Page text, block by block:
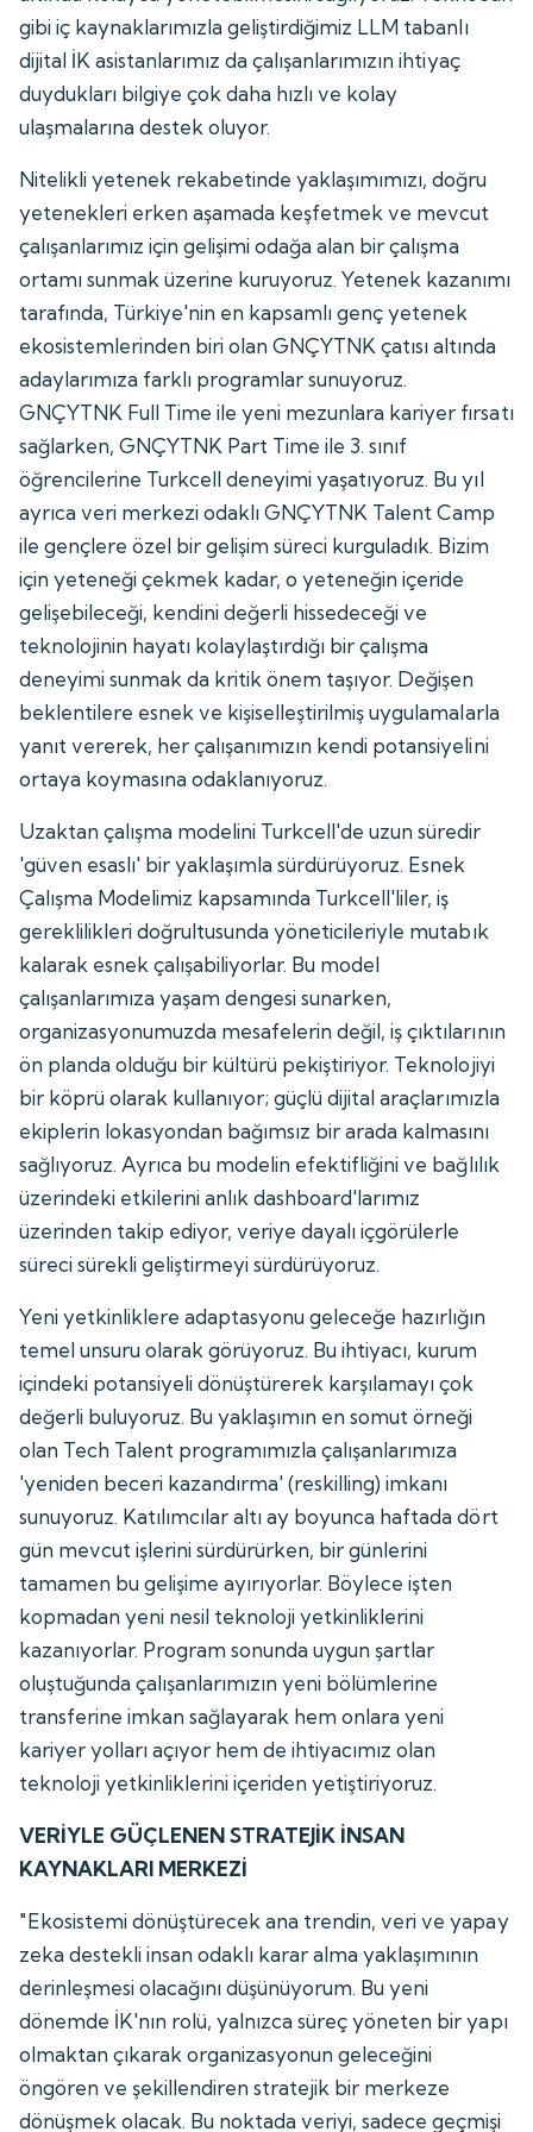
gibi iç kaynaklarımızla geliştirdiğimiz LLM tabanlı
dijital İK asistanlarımız da çalışanlarımızın ihtiyaç
duydukları bilgiye çok daha hızlı ve kolay
ulaşmalarına destek oluyor.
Nitelikli yetenek rekabetinde yaklaşımımızı, doğru
yetenekleri erken aşamada keşfetmek ve mevcut
çalışanlarımız için gelişimi odağa alan bir çalışma
ortamı sunmak üzerine kuruyoruz. Yetenek kazanımı
tarafında, Türkiye'nin en kapsamlı genç yetenek
ekosistemlerinden biri olan GNÇYTNK çatısı altında
adaylarımıza farklı programlar sunuyoruz.
GNÇYTNK Full Time ile yeni mezunlara kariyer fırsatı
sağlarken, GNÇYTNK Part Time ile 3. sınıf
öğrencilerine Turkcell deneyimi yaşatıyoruz. Bu yıl
ayrıca veri merkezi odaklı GNÇYTNK Talent Camp
ile gençlere özel bir gelişim süreci kurguladık. Bizim
için yeteneği çekmek kadar, o yeteneğin içeride
gelişebileceği, kendini değerli hissedeceği ve
teknolojinin hayatı kolaylaştırdığı bir çalışma
deneyimi sunmak da kritik önem taşıyor. Değişen
beklentilere esnek ve kişiselleştirilmiş uygulamalarla
yanıt vererek, her çalışanımızın kendi potansiyelini
ortaya koymasına odaklanıyoruz.
Uzaktan çalışma modelini Turkcell'de uzun süredir
'güven esaslı' bir yaklaşımla sürdürüyoruz. Esnek
Çalışma Modelimiz kapsamında Turkcell'liler, iş
gereklilikleri doğrultusunda yöneticileriyle mutabık
kalarak esnek çalışabiliyorlar. Bu model
çalışanlarımıza yaşam dengesi sunarken,
organizasyonumuzda mesafelerin değil, iş çıktılarının
ön planda olduğu bir kültürü pekiştiriyor. Teknolojiyi
bir köprü olarak kullanıyor; güçlü dijital araçlarımızla
ekiplerin lokasyondan bağımsız bir arada kalmasını
sağlıyoruz. Ayrıca bu modelin efektifliğini ve bağlılık
üzerindeki etkilerini anlık dashboard'larımız
üzerinden takip ediyor, veriye dayalı içgörülerle
süreci sürekli geliştirmeyi sürdürüyoruz.
Yeni yetkinliklere adaptasyonu geleceğe hazırlığın
temel unsuru olarak görüyoruz. Bu ihtiyacı, kurum
içindeki potansiyeli dönüştürerek karşılamayı çok
değerli buluyoruz. Bu yaklaşımın en somut örneği
olan Tech Talent programımızla çalışanlarımıza
'yeniden beceri kazandırma' (reskilling) imkanı
sunuyoruz. Katılımcılar altı ay boyunca haftada dört
gün mevcut işlerini sürdürürken, bir günlerini
tamamen bu gelişime ayırıyorlar. Böylece işten
kopmadan yeni nesil teknoloji yetkinliklerini
kazanıyorlar. Program sonunda uygun şartlar
oluştuğunda çalışanlarımızın yeni bölümlerine
transferine imkan sağlayarak hem onlara yeni
kariyer yolları açıyor hem de ihtiyacımız olan
teknoloji yetkinliklerini içeriden yetiştiriyoruz.
VERİYLE GÜÇLENEN STRATEJİK İNSAN
KAYNAKLARI MERKEZİ
"Ekosistemi dönüştürecek ana trendin, veri ve yapay
zeka destekli insan odaklı karar alma yaklaşımının
derinleşmesi olacağını düşünüyorum. Bu yeni
dönemde İK'nın rolü, yalnızca süreç yöneten bir yapı
olmaktan çıkarak organizasyonun geleceğini
öngören ve şekillendiren stratejik bir merkeze
dönüşmek olacak. Bu noktada veriyi, sadece geçmişi